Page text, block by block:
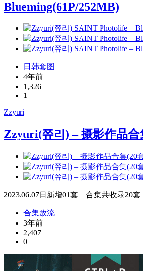
Blueming(61P/252MB)
日韩套图
4年前
1,326
1
Zzyuri
Zzyuri(쮸리) – 摄影作品合
2023.06.07日新增01套，合集共收录20套
合集放流
3年前
2,407
0